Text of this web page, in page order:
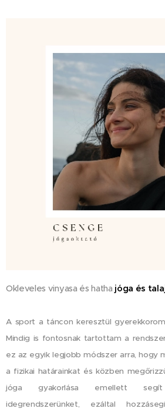
Okleveles vinyasa és hatha jóga és
A sport a táncon keresztül
Mindig is fontosnak tartottam a
ez az egyik legjobb módszer arra, hogy
a fizikai határainkat és közben
jóga gyakorlása emellett
idegrendszerünket, ezáltal